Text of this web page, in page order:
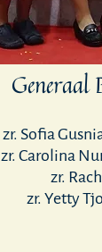
zr. Sofia
zr. Carolina
zr.
zr. Yetty